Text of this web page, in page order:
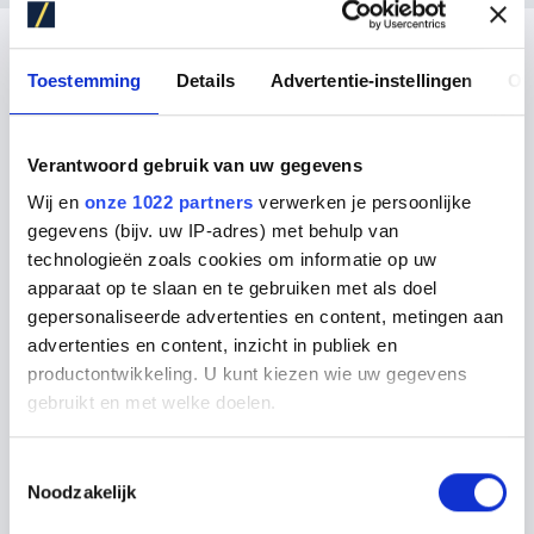
Toestemming Details Advertentie-instellingen
Verantwoord gebruik van uw gegevens
Wij en onze 1022 partners verwerken je persoonlijke
gegevens (bijv. uw IP-adres) met behulp van
technologieën zoals cookies om informatie op uw
apparaat op te slaan en te gebruiken met als doel
gepersonaliseerde advertenties en content, metingen aan
advertenties en content, inzicht in publiek en
productontwikkeling. U kunt kiezen wie uw gegevens
gebruikt en met welke doelen.
Informatie verzamelen over uw geografische locatie,
Noodzakelijk
KRIJG GRATIS
Keukenadvies op
maat
Keukenontwerper aan huis
Inmeet service